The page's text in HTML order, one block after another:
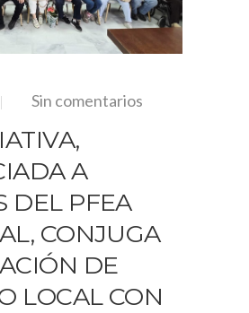
Sin comentarios
A
DEL PFEA
CONJUGA
DE
LOCAL CON